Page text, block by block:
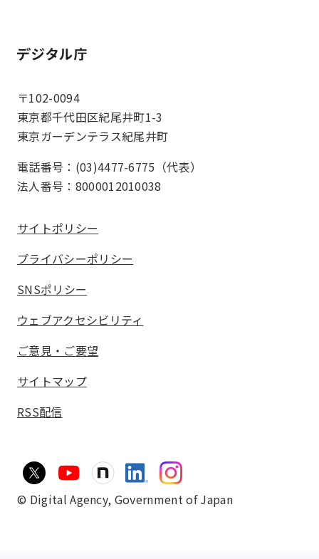
ホーム
〒102-0094
東京都千代田区紀尾井町1-3
東京ガーデンテラス紀尾井町
電話番号：(03)4477-6775（代表）
法人番号：8000012010038
サイトポリシー
プライバシーポリシー
SNSポリシー
ウェブアクセシビリティ
ご意見・ご要望
サイトマップ
RSS配信
© Digital Agency, Government of Japan